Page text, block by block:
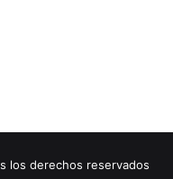
los derechos reservados